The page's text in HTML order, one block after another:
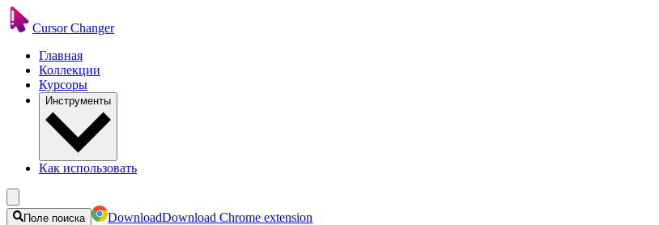
Cursor Changer
Главная
Коллекции
Курсоры
Инструменты
Как использовать
Поле поиска DownloadDownload Chrome extension